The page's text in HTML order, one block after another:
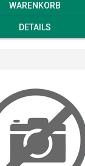
WARENKORB
DETAILS